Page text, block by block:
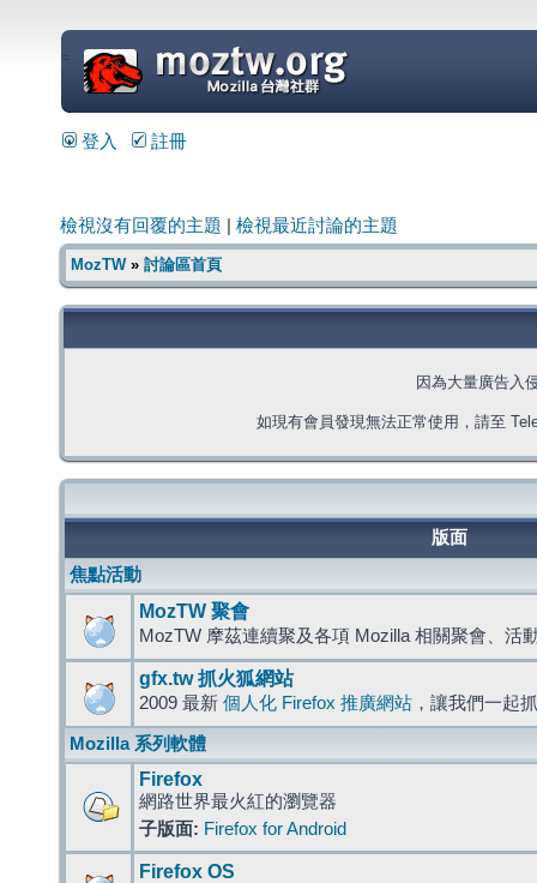
=
登入 註冊
檢視沒有回覆的主題 檢視最近討論的主題
MozTW» 討論區首頁
因為大量廣告入
如現有會員發現無法正常使用，請至
版面
焦點活動
MozTW 聚會
MozTW 摩茲連續聚及各項 Mozilla 相關聚會、活
gfx.tw 抓火狐網站
2009 最新 個人化 Firefox 推廣網站 ，讓我們一起
Mozilla 系列軟體
Firefox
網路世界最火紅的瀏覽器
子版面: Firefox for Android
Firefox OS